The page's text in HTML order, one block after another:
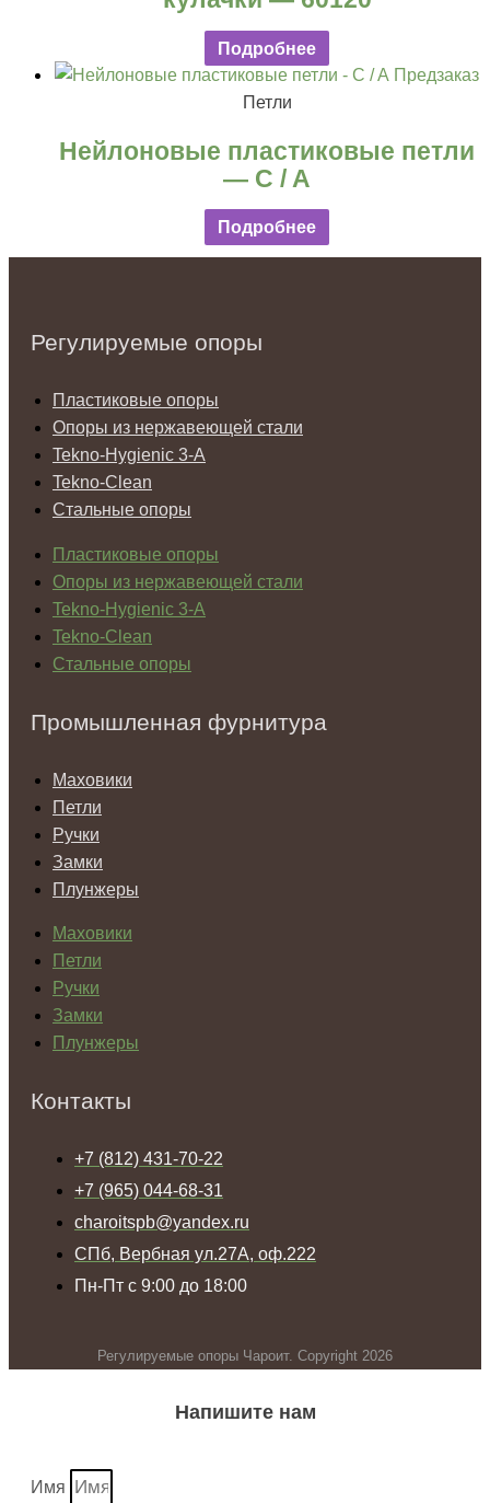
Подробнее
Предзаказ
Петли
Нейлоновые пластиковые петли
— C / A
Подробнее
Регулируемые опоры
Пластиковые опоры
Опоры из нержавеющей стали
Tekno-Hygienic 3-А
Tekno-Clean
Стальные опоры
Пластиковые опоры
Опоры из нержавеющей стали
Tekno-Hygienic 3-А
Tekno-Clean
Стальные опоры
Промышленная фурнитура
Маховики
Петли
Ручки
Замки
Плунжеры
Маховики
Петли
Ручки
Замки
Плунжеры
Контакты
+7 (812) 431-70-22
+7 (965) 044-68-31
charoitspb@yandex.ru
СПб, Вербная ул.27А, оф.222
Пн-Пт с 9:00 до 18:00
Регулируемые опоры Чароит. Copyright 2026
Напишите нам
Имя